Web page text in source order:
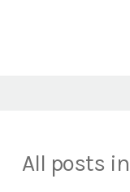
All posts in